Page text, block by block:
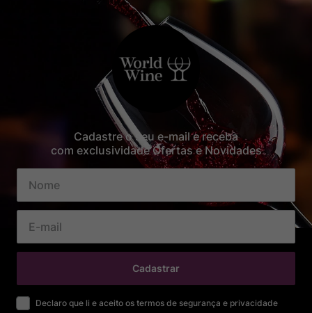
Cadastre o seu e-mail e receba
com exclusividade Ofertas e Novidades
Cadastrar
Declaro que li e aceito os termos de segurança e privacidade